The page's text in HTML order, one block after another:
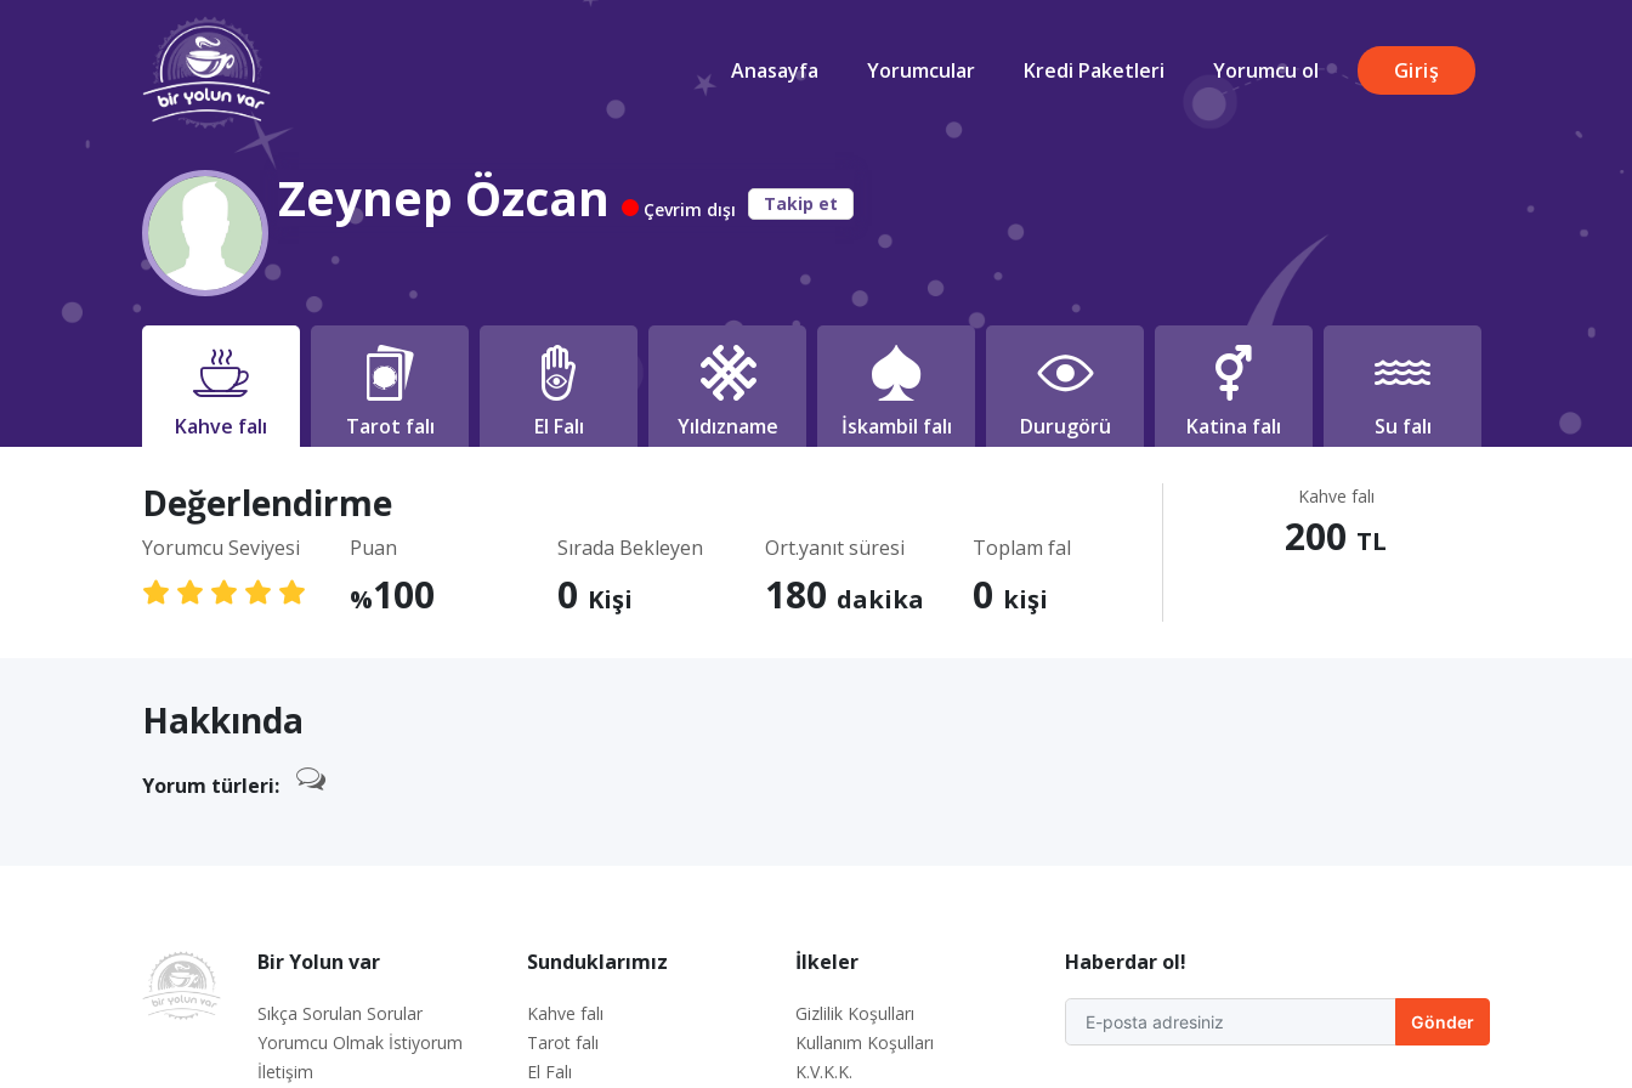
Anasayfa Yorumcular Kredi Paketleri Yorumcu ol Giriş
Zeynep Özcan Çevrim dışı Takip et
Kahve falı Tarot falı El Falı Yıldızname İskambil falı Durugörü Katina falı Su falı
Değerlendirme
Yorumcu Seviyesi Puan
%100
Sırada Bekleyen
0 Kişi
Ort.yanıt süresi
180 dakika
Toplam fal
0 kişi
Kahve falı
200 TL
Hakkında
Yorum türleri:
Bir Yolun var
Sıkça Sorulan Sorular
Yorumcu Olmak İstiyorum
İletişim
Sunduklarımız
Kahve falı
Tarot falı
El Falı
İlkeler
Gizlilik Koşulları
Kullanım Koşulları
K.V.K.K.
Haberdar ol!
Gönder